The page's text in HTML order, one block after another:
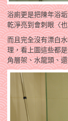
浴廁更是把陳年浴
乾淨亮到會刺眼〈
而且完全沒有漂白
理，看上圖這些都
角層架、水龍頭、